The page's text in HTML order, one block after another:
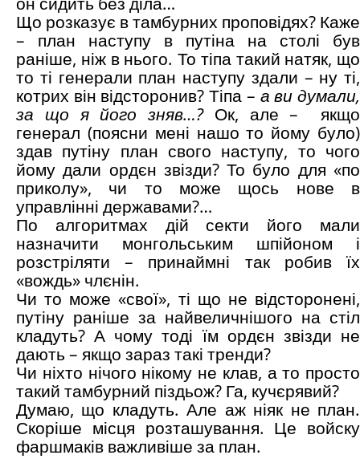
Що розказує в тамбурних проповідях? Каже
– план наступу в путіна на столі був
раніше, ніж в нього. То тіпа такий натяк, що
то ті генерали план наступу здали – ну ті,
котрих він відсторонив? Тіпа – а ви думали,
за що я його зняв…? Ок, але –
якщо
генерал (поясни мені нашо то йому було)
здав путіну план свого наступу, то чого
йому дали ордєн звізди? То було для «по
приколу», чи то може щось нове в
управлінні державами?…
По алгоритмах дій секти його мали
назначити монгольським шпійоном і
розстріляти – принаймні так робив їх
«вождь» члєнін.
Чи то може «свої», ті що не відсторонені,
путіну раніше за найвеличнішого на стіл
кладуть? А чому тоді їм ордєн звізди не
дають – якщо зараз такі тренди?
Чи ніхто нічого нікому не клав, а то просто
такий тамбурний піздьож? Га, кучєрявий?
Думаю, що кладуть. Але аж ніяк не план.
Скоріше місця розташування. Це войску
фаршмаків важливіше за план.